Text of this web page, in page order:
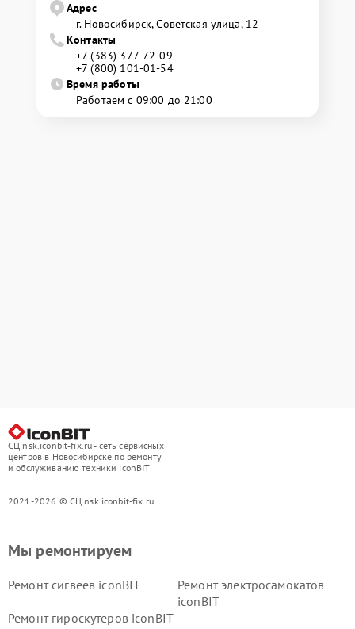
Адрес
г. Новосибирск, Советская улица, 12
Контакты
+7 (383) 377-72-09
+7 (800) 101-01-54
Время работы
Работаем с 09:00 до 21:00
СЦ nsk.iconbit-fix.ru - сеть сервисных
центров в Новосибирске по ремонту
и обслуживанию техники iconBIT
2021-2026 © СЦ nsk.iconbit-fix.ru
Мы ремонтируем
Ремонт сигвеев iconBIT
Ремонт электросамокатов
iconBIT
Ремонт гироскутеров iconBIT